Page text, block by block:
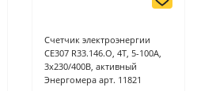
Счетчик электроэнергии
CE307 R33.146.О, 4Т, 5-100А,
3x230/400В, активный
Энергомера арт. 11821